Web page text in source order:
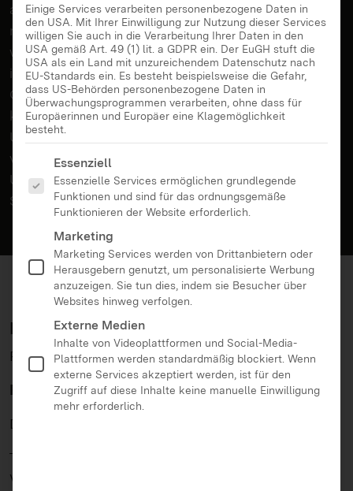
allgegenwärtig. Schon die Kleinsten kommen früh
mit Medien in Kontakt. Das wirft für viele Eltern
wichtige Fragen auf: Warum spielen Medien bereits
im Kindergartenalter eine so große Rolle? Welche
Chancen und Risiken sind damit verbunden? Wie
können wir unseren Kindern einen gesunden
Umgang mit Medien vermitteln und diesen selbst
vorleben? Welche Inhalte sind wirklich geeignet?
Und wie begleiten wir sie sicher bei ihren ersten
Schritten in der digitalen Welt?
Inhalte
Referentin: Katja Plieninger
Programm und weitere Informationen:
Die Veranstaltung ist Teil des Angebotes zur
Veranstalterin:
Einige Services verarbeiten personenbezogene Daten in
den USA. Mit Ihrer Einwilligung zur Nutzung dieser Services
willigen Sie auch in die Verarbeitung Ihrer Daten in den
USA gemäß Art. 49 (1) lit. a GDPR ein. Der EuGH stuft die
USA als ein Land mit unzureichendem Datenschutz nach
EU-Standards ein. Es besteht beispielsweise die Gefahr,
dass US-Behörden personenbezogene Daten in
Überwachungsprogrammen verarbeiten, ohne dass für
Europäerinnen und Europäer eine Klagemöglichkeit
besteht.
Es folgt eine Liste der Service-Gruppen, für die eine
Essenziell
Essenzielle Services ermöglichen grundlegende
Funktionen und sind für das ordnungsgemäße
Funktionieren der Website erforderlich.
Marketing
Marketing Services werden von Drittanbietern oder
Herausgebern genutzt, um personalisierte Werbung
anzuzeigen. Sie tun dies, indem sie Besucher über
Websites hinweg verfolgen.
Externe Medien
Inhalte von Videoplattformen und Social-Media-
Plattformen werden standardmäßig blockiert. Wenn
externe Services akzeptiert werden, ist für den
Zugriff auf diese Inhalte keine manuelle Einwilligung
mehr erforderlich.